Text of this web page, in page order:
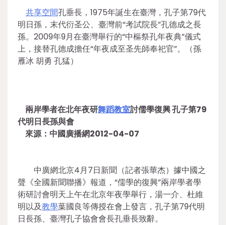
共享空間孔垂長，1975年誕生在臺灣，孔子第79代
明日孫，末代衍圣公、臺灣前“考試院長”孔德成之長
孫。2009年9月在臺灣舉行的“中樞祭孔年夜典”儀式
上，接替孔德成擔任“年夜成至圣先師奉祀官”。（孫
雁冰 胡勇 孔猛）
兩岸學者在北年夜研舞蹈教室討儒學復興 孔子第79
代明日長孫與會
來源：中國廣播網2012-04-07
中廣網北京4月7日新聞（記者張華杰）據中國之
聲《全國新聞聯播》報道，“儒學的復興”兩岸學者學
術研討會明天上午在北京年夜學舉行，湯一介、杜維
明以及教學葉國良等傳授在會上發言，孔子第79代明
日長孫、臺灣孔子協會會長孔垂長致辭。